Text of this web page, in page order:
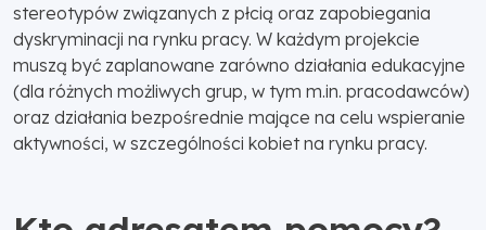
stereotypów związanych z płcią oraz zapobiegania
dyskryminacji na rynku pracy. W każdym projekcie
muszą być zaplanowane zarówno działania edukacyjne
(dla różnych możliwych grup, w tym m.in. pracodawców)
oraz działania bezpośrednie mające na celu wspieranie
aktywności, w szczególności kobiet na rynku pracy.